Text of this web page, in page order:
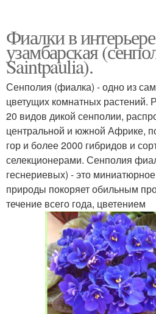
Фиалки в
узамбарская
Saintpaulia).
Сенполия (фиалка) - одно из
цветущих комнатных растений.
20 видов дикой сенполии,
центральной и южной Африке,
гор и более 2000 гибридов и
селекционерами. Сенполия
геснериевых) - это
природы покоряет обильным
течение всего года, цветением